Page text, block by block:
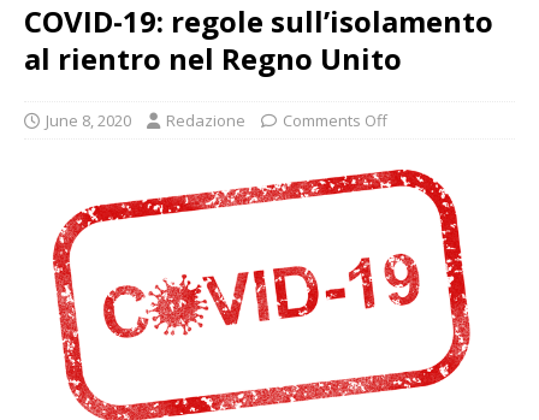
COVID-19: regole sull’isolamento
al rientro nel Regno Unito
June 8, 2020 Redazione Comments Off